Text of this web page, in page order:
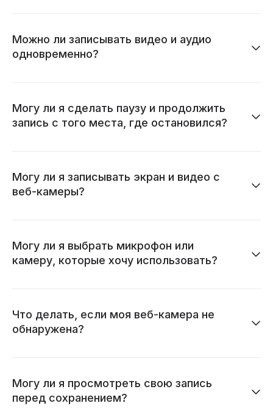
Можно ли записывать видео и аудио
одновременно?
Могу ли я сделать паузу и продолжить
запись с того места, где остановился?
Могу ли я записывать экран и видео с
веб-камеры?
Могу ли я выбрать микрофон или
камеру, которые хочу использовать?
Что делать, если моя веб-камера не
обнаружена?
Могу ли я просмотреть свою запись
перед сохранением?